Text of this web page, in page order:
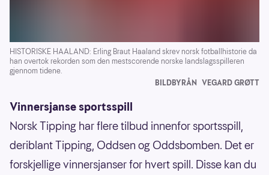
HISTORISKE HAALAND: Erling Braut Haaland skrev norsk fotballhistorie da
han overtok rekorden som den mestscorende norske landslagsspilleren
gjennom tidene.
BILDBYRÅN VEGARD GRØTT
Vinnersjanse sportsspill
Norsk Tipping har flere tilbud innenfor sportsspill,
deriblant Tipping, Oddsen og Oddsbomben. Det er
forskjellige vinnersjanser for hvert spill. Disse kan du